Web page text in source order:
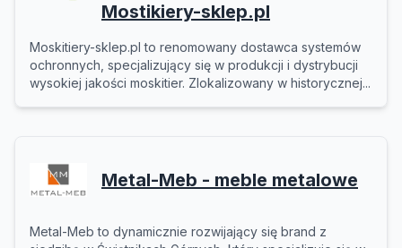
Mostikiery-sklep.pl
Moskitiery-sklep.pl to renomowany dostawca systemów
ochronnych, specjalizujący się w produkcji i dystrybucji
wysokiej jakości moskitier. Zlokalizowany w historycznej...
Metal-Meb - meble metalowe
Metal-Meb to dynamicznie rozwijający się brand z